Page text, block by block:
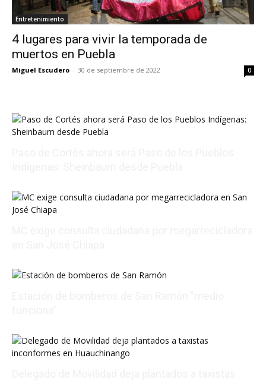
Entretenimiento
4 lugares para vivir la temporada de
muertos en Puebla
Miguel Escudero - 30 de septiembre de 2022 0